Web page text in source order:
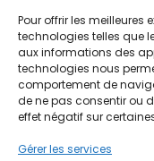
Pour offrir les meilleures
technologies telles que
aux informations des
technologies nous
comportement de
de ne pas consentir ou
effet négatif sur
Gérer les services